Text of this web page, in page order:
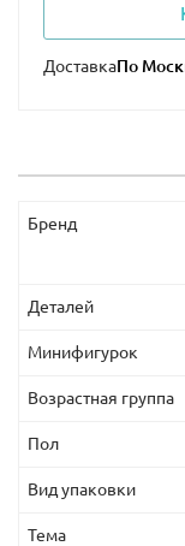
Доставка
Бренд
Деталей
Минифигурок
Возрастная группа
Пол
Вид упаковки
Тема